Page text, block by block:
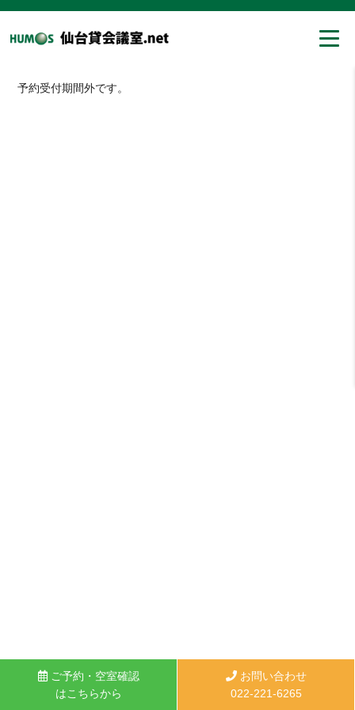
ご予約・空室確認
はこちらから
お問い合わせ
022-221-6265
予約受付期間外です。